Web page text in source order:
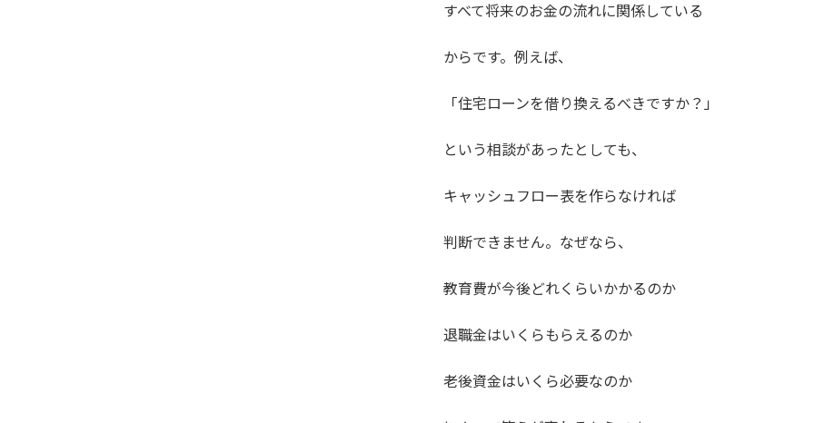
すべて将来のお金の流れに関係している
からです。例えば、
「住宅ローンを借り換えるべきですか？」
という相談があったとしても、
キャッシュフロー表を作らなければ
判断できません。なぜなら、
教育費が今後どれくらいかかるのか
退職金はいくらもらえるのか
老後資金はいくら必要なのか